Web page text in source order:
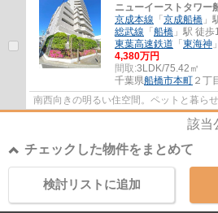
ニューイーストタワー
京成本線 「 京成船橋 」
総武線 「 船橋 」駅 徒
東葉高速鉄道 「 東海神
4,380万円
間取:3LDK/75.42㎡
千葉県船橋市本町 ２丁
南西向きの明るい住空間。ペットと暮ら
該当
チェックした物件をまとめて
検討リストに追加